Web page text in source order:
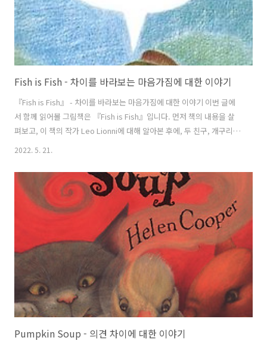
Fish is Fish - 차이를 바라보는 마음가짐에 대한 이야기
『Fish is Fish』 - 차이를 바라보는 마음가짐에 대한 이야기 이번 글에
서 함께 읽어볼 그림책은 『Fish is Fish』입니다. 먼저 책의 내용을 살
펴보고, 이 책의 작가 Leo Lionni에 대해 알아본 후에, 두 친구, 개구리와
물고기가 둘 사이의 다른점을 알아가는 과정을 통해 차이를 바라보는 마
1970년 초판 발행되어 지금까지 사랑받는 Leo Lionni의 『Fish is
Fish』입니다. 표지에는 물고기 한 마리가 알 수 없는 표정으로 '날개 달
린 물고기'를 상상하고 있습니다. 어느 연못에 올챙이와 물고기가 살고
있었습니다. 두 친구는 떼려야 뗄 수 없는 아주 친한 사이였습니다. 그러
던 어느 날 아침, 올챙이는..
2022. 5. 21.
Pumpkin Soup - 의견 차이에 대한 이야기